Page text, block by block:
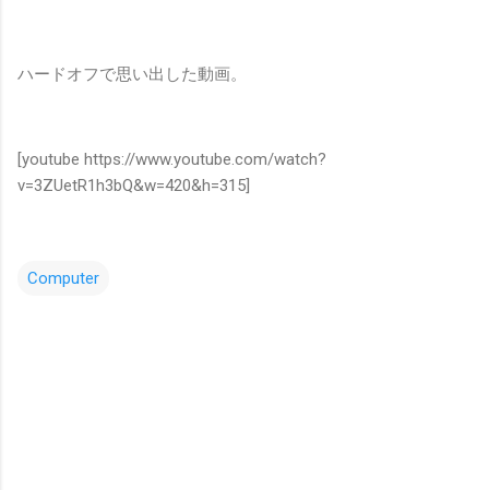
ハードオフで思い出した動画。
[youtube https://www.youtube.com/watch?
v=3ZUetR1h3bQ&w=420&h=315]
Computer